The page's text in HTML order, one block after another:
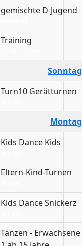
gemischte D-Jugend
Training
Sonntag
Turn10 Gerätturnen
Montag
Kids Dance Kids
Eltern-Kind-Turnen
Kids Dance Snickerz
Tanzen - Erwachsene